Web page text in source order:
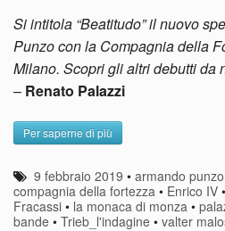
Si intitola “Beatitudo” il nuovo
Punzo con la Compagnia della
Milano. Scopri gli altri debutti da
– Renato Palazzi
Per saperne di più
9 febbraio 2019 •armando punzo
compagnia della fortezza • Enrico IV •
Fracassi • la monaca di monza •
bande • Trieb_l'indagine • valter